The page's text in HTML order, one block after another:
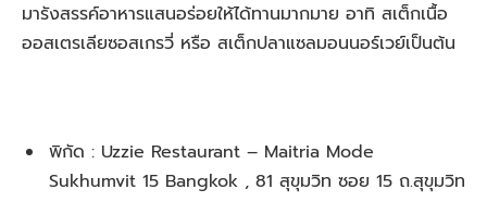
มารังสรรค์อาหารแสนอร่อยให้ได้ทานมากมาย อาทิ สเต็กเนื้อ
ออสเตรเลียซอสเกรวี่ หรือ สเต็กปลาแซลมอนนอร์เวย์เป็นต้น
พิกัด : Uzzie Restaurant – Maitria Mode
Sukhumvit 15 Bangkok , 81 สุขุมวิท ซอย 15 ถ.สุขุมวิท